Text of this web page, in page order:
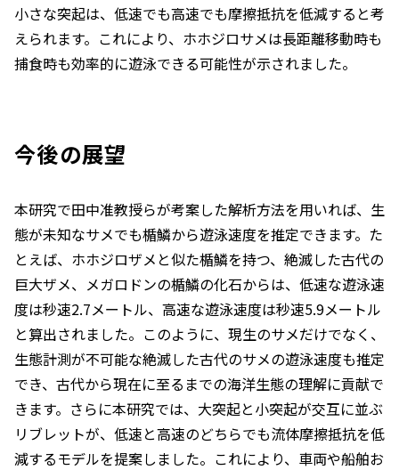
小さな突起は、低速でも高速でも摩擦抵抗を低減すると考
えられます。これにより、ホホジロサメは長距離移動時も
捕食時も効率的に遊泳できる可能性が示されました。
今後の展望
本研究で田中准教授らが考案した解析方法を用いれば、生
態が未知なサメでも楯鱗から遊泳速度を推定できます。た
とえば、ホホジロザメと似た楯鱗を持つ、絶滅した古代の
巨大ザメ、メガロドンの楯鱗の化石からは、低速な遊泳速
度は秒速2.7メートル、高速な遊泳速度は秒速5.9メートル
と算出されました。このように、現生のサメだけでなく、
生態計測が不可能な絶滅した古代のサメの遊泳速度も推定
でき、古代から現在に至るまでの海洋生態の理解に貢献で
きます。さらに本研究では、大突起と小突起が交互に並ぶ
リブレットが、低速と高速のどちらでも流体摩擦抵抗を低
減するモデルを提案しました。これにより、車両や船舶お